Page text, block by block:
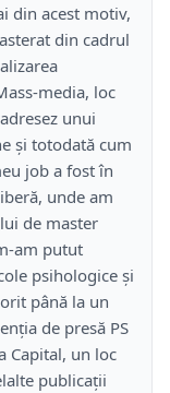
din acest motiv,
din cadrul
media, loc
unui
și totodată cum
job a fost în
unde am
de master
am putut
psihologice și
până la un
de presă PS
Capital, un loc
publicații